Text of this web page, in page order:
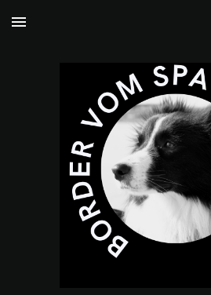
Skip to main content